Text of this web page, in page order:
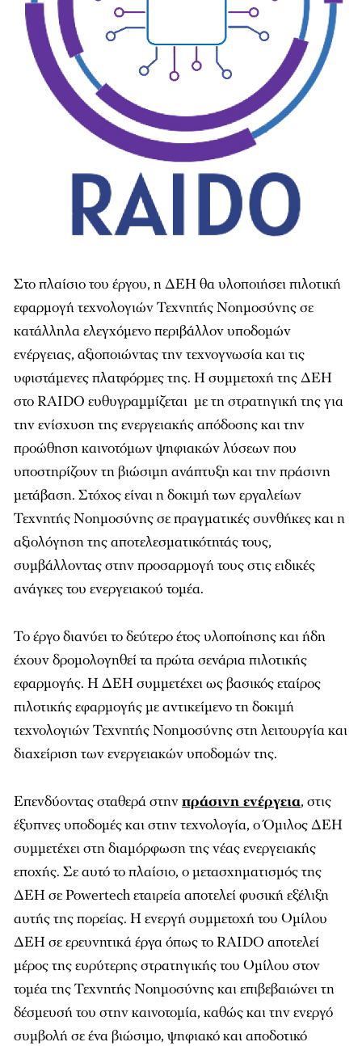
Στο πλαίσιο του έργου, η ΔΕΗ θα υλοποιήσει πιλοτική
εφαρμογή τεχνολογιών Τεχνητής Νοημοσύνης σε
κατάλληλα ελεγχόμενο περιβάλλον υποδομών
ενέργειας, αξιοποιώντας την τεχνογνωσία και τις
υφιστάμενες πλατφόρμες της. Η συμμετοχή της ΔΕΗ
στο RAIDO ευθυγραμμίζεται με τη στρατηγική της για
την ενίσχυση της ενεργειακής απόδοσης και την
προώθηση καινοτόμων ψηφιακών λύσεων που
υποστηρίζουν τη βιώσιμη ανάπτυξη και την πράσινη
μετάβαση. Στόχος είναι η δοκιμή των εργαλείων
Τεχνητής Νοημοσύνης σε πραγματικές συνθήκες και η
αξιολόγηση της αποτελεσματικότητάς τους,
συμβάλλοντας στην προσαρμογή τους στις ειδικές
ανάγκες του ενεργειακού τομέα.
Το έργο διανύει το δεύτερο έτος υλοποίησης και ήδη
έχουν δρομολογηθεί τα πρώτα σενάρια πιλοτικής
εφαρμογής. Η ΔΕΗ συμμετέχει ως βασικός εταίρος
πιλοτικής εφαρμογής με αντικείμενο τη δοκιμή
τεχνολογιών Τεχνητής Νοημοσύνης στη λειτουργία και
διαχείριση των ενεργειακών υποδομών της.
Επενδύοντας σταθερά στηνπράσινη ενέργεια, στις
έξυπνες υποδομές και στην τεχνολογία, ο Όμιλος ΔΕΗ
συμμετέχει στη διαμόρφωση της νέας ενεργειακής
εποχής. Σε αυτό το πλαίσιο, ο μετασχηματισμός της
ΔΕΗ σε Powertech εταιρεία αποτελεί φυσική εξέλιξη
αυτής της πορείας. Η ενεργή συμμετοχή του Ομίλου
ΔΕΗ σε ερευνητικά έργα όπως το RAIDO αποτελεί
μέρος της ευρύτερης στρατηγικής του Ομίλου στον
τομέα της Τεχνητής Νοημοσύνης και επιβεβαιώνει τη
δέσμευσή του στην καινοτομία, καθώς και την ενεργό
συμβολή σε ένα βιώσιμο, ψηφιακό και αποδοτικό